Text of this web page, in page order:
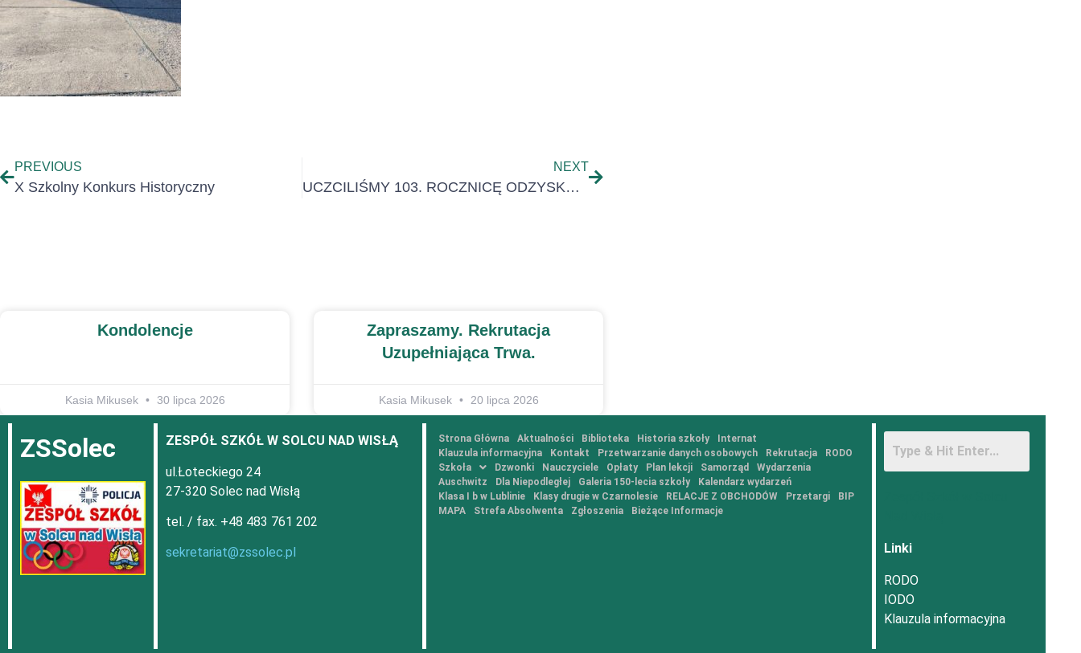
PREVIOUS
X Szkolny Konkurs Historyczny
NEXT
UCZCILIŚMY 103. ROCZNICĘ ODZYSKANIA PRZEZ POLSKĘ NIEPODLEGŁOŚCI
Kondolencje
Kasia Mikusek 30 lipca 2026
Zapraszamy. Rekrutacja
Uzupełniająca Trwa.
Kasia Mikusek 20 lipca 2026
ZSSolec ZESPÓŁ SZKÓŁ W SOLCU NAD WISŁĄ
ul.Łoteckiego 24
27-320 Solec nad Wisłą
tel. / fax. +48 483 761 202
sekretariat@zssolec.pl
Strona Główna Aktualności Biblioteka Historia szkoły
Internat
Klauzula informacyjna
Kontakt Przetwarzanie danych osobowych Rekrutacja
RODO
Szkoła
Dzwonki Nauczyciele Opłaty Plan lekcji Samorząd
Wydarzenia
Auschwitz
Dla Niepodległej Galeria 150-lecia szkoły
Kalendarz wydarzeń
Klasa I b w Lublinie
Klasy drugie w Czarnolesie RELACJE Z OBCHODÓW Przetargi
BIP
MAPA
Strefa Absolwenta Zgłoszenia Bieżące Informacje
Linki
RODO
IODO
Klauzula informacyjna